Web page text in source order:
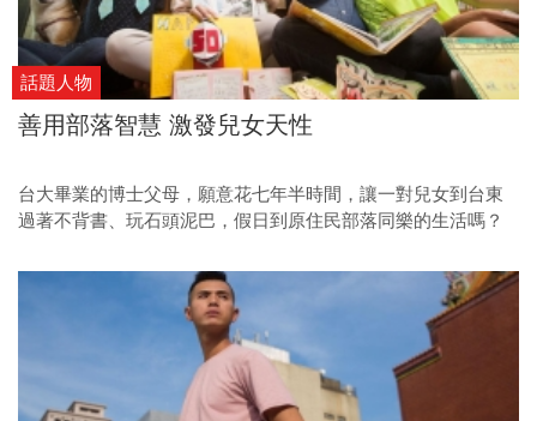
話題人物
善用部落智慧 激發兒女天性
台大畢業的博士父母，願意花七年半時間，讓一對兒女到台東
過著不背書、玩石頭泥巴，假日到原住民部落同樂的生活嗎？
記錄著王聖銘一家日常，也是養出一對樂觀、熱情、獨立、回
到都市又能適應主流價值的姊弟之證明。姊姊王書涵今年剛從
師大附中畢業，弟弟王振澔則是松山高中高二生，還是校內桌